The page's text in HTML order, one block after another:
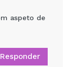
aspeto de
Responder